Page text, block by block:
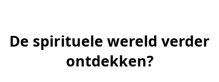
De spirituele wereld verder
ontdekken?